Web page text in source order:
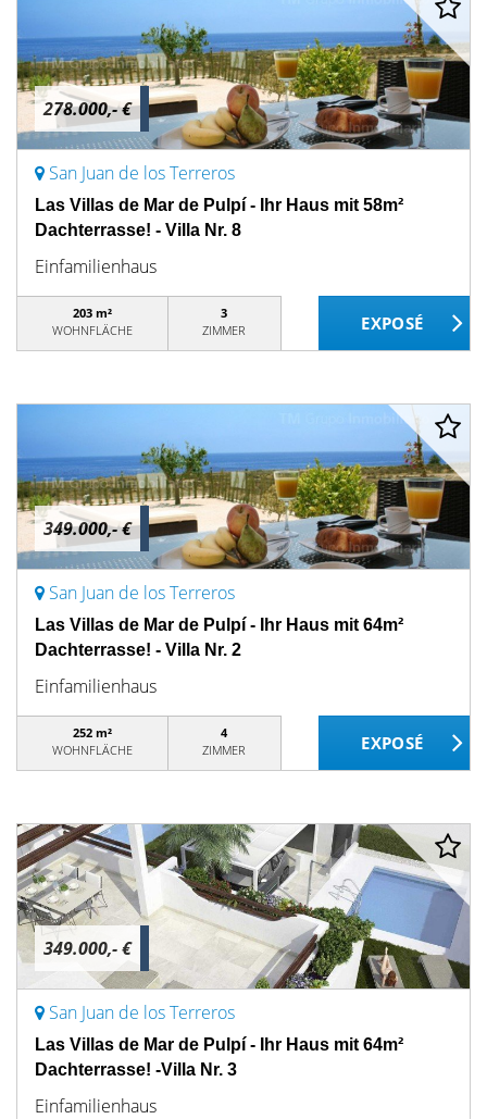
278.000,- €
San Juan de los Terreros
Las Villas de Mar de Pulpí - Ihr Haus mit 58m²
Dachterrasse! - Villa Nr. 8
Einfamilienhaus
203 m²
WOHNFLÄCHE
3
ZIMMER
349.000,- €
San Juan de los Terreros
Las Villas de Mar de Pulpí - Ihr Haus mit 64m²
Dachterrasse! - Villa Nr. 2
Einfamilienhaus
252 m²
WOHNFLÄCHE
4
ZIMMER
349.000,- €
San Juan de los Terreros
Las Villas de Mar de Pulpí - Ihr Haus mit 64m²
Dachterrasse! -Villa Nr. 3
Einfamilienhaus